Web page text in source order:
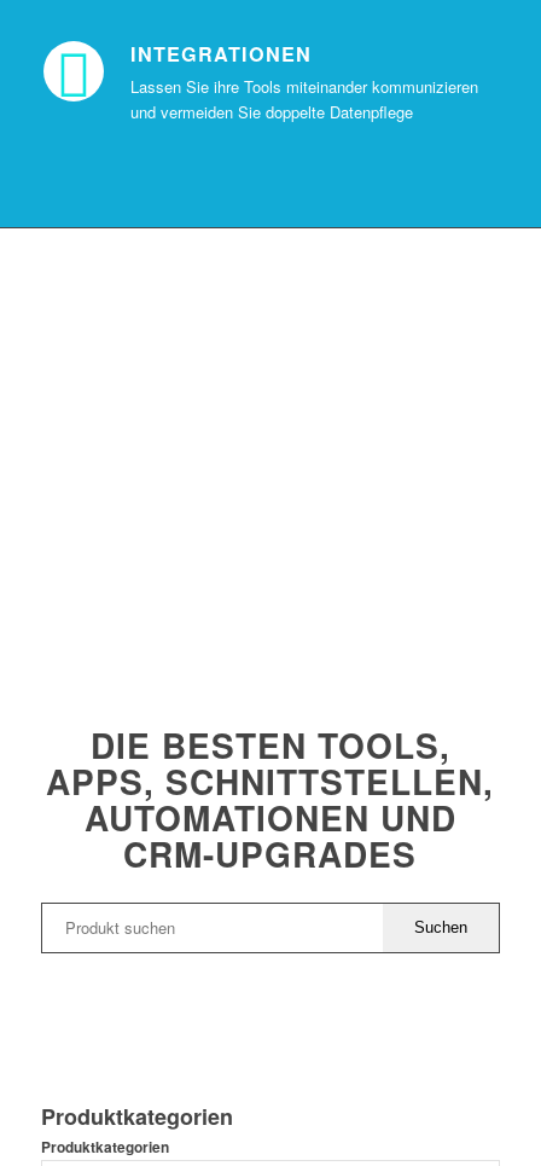
INTEGRATIONEN
Lassen Sie ihre Tools miteinander kommunizieren
und vermeiden Sie doppelte Datenpflege
DIE BESTEN TOOLS,
APPS, SCHNITTSTELLEN,
AUTOMATIONEN UND
CRM-UPGRADES
Produktkategorien
Produktkategorien